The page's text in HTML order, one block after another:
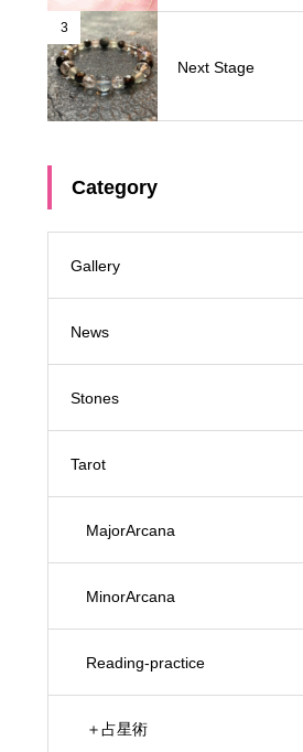
3
Next Stage
Category
Gallery
News
Stones
Tarot
MajorArcana
MinorArcana
Reading-practice
＋占星術